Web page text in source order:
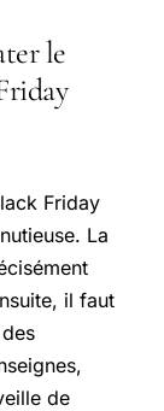
le
Friday
La
il faut
de